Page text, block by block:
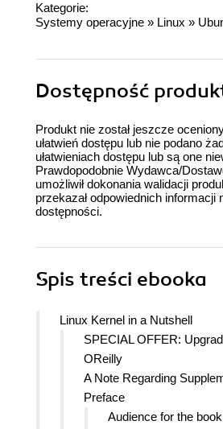
Kategorie:
Systemy operacyjne » Linux »
Dostępność
Produkt nie został jeszcze
ułatwień dostępu lub nie podano
ułatwieniach dostępu lub są one
Prawdopodobnie Wydawca/
umożliwił dokonania walidacji
przekazał odpowiednich informacji
dostępności.
Spis treści ebooka
Linux Kernel in a Nutshell
SPECIAL OFFER:
OReilly
A Note Regarding
Preface
Audience for the book